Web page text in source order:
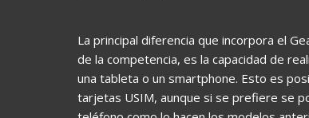
La principal diferencia que incorpora el
de la competencia, es la capacidad de
una tableta o un smartphone. Esto es
tarjetas USIM, aunque si se prefiere se